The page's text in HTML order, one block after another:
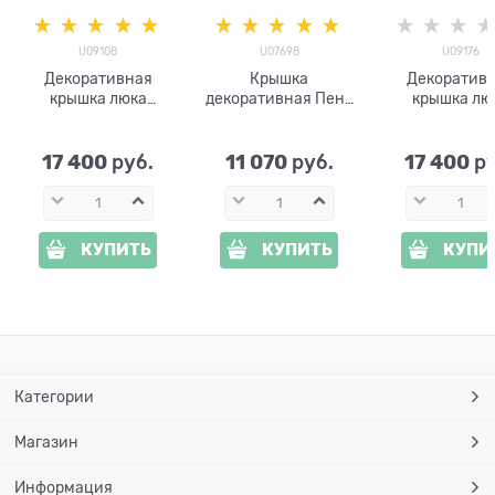
U09108
Декоративная
крышка люка
стеклопластик,
ширина 121 см
17 400 руб.
КУПИТЬ
U07698
Крышка
декоративная Пень
11 070 руб.
КУПИТЬ
U09176
крышка
ширина
17 400
Категории
Магазин
Информация